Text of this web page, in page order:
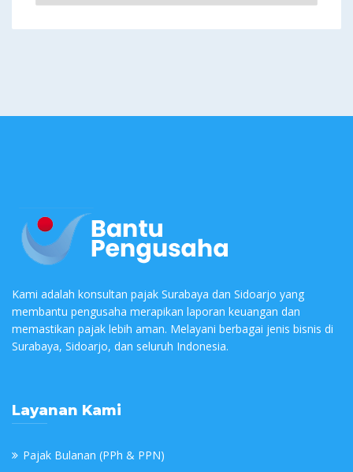
Kami adalah konsultan pajak Surabaya dan Sidoarjo yang
membantu pengusaha merapikan laporan keuangan dan
memastikan pajak lebih aman. Melayani berbagai jenis bisnis di
Surabaya, Sidoarjo, dan seluruh Indonesia.
Layanan Kami
Pajak Bulanan (PPh & PPN)